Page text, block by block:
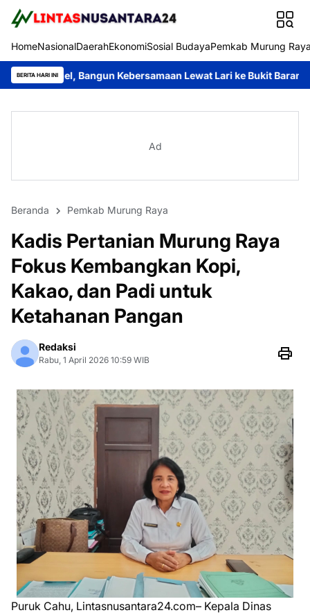
HomeNasionalDaerahEkonomiSosial BudayaPemkab Murung
BERITA HARI INI
Kebersamaan Lewat Lari ke Bukit Baranahu Rahmanto
Ad
Beranda Pemkab Murung Raya
Kadis Pertanian Murung Raya
Fokus Kembangkan Kopi,
Kakao, dan Padi untuk
Ketahanan Pangan
Redaksi
Rabu, 1 April 2026 10:59 WIB
Puruk Cahu, Lintasnusantara24.com– Kepala Dinas